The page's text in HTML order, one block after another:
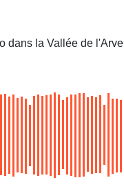
dans la Vallée de l'Arve